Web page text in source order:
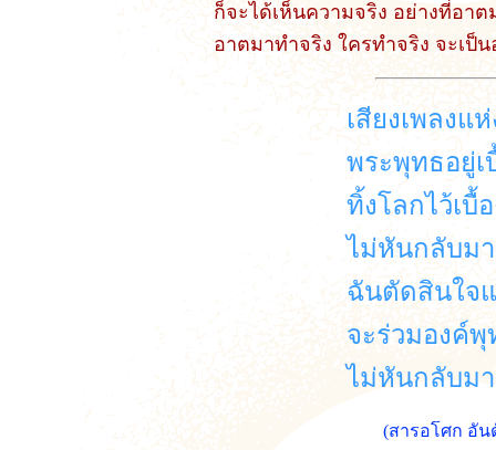
ก็จะได้เห็นความจริง อย่างที่อา
อาตมาทำจริง ใครทำจริง จะเ
เสียงเพลงแ
พระพุทธอยู่เ
ทิ้งโลกไว้เบื้
ไม่หันกลับม
ฉันตัดสินใจ
จะร่วมองค์พุ
ไม่หันกลับม
(สารอโศก อั